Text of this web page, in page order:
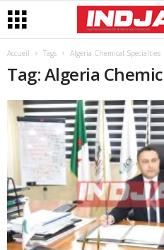
Accueil Tags Algeria Chemical Specialties
Tag: Algeria